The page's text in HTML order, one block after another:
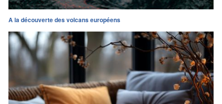
A la découverte des volcans européens